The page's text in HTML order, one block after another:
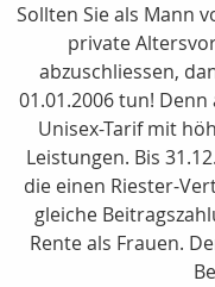
Sollten Sie als Mann
private
abzuschliessen,
01.01.2006 tun!
Unisex-Tarif mit
Leistungen. Bis
die einen Riester-
gleiche
Rente als Frauen.